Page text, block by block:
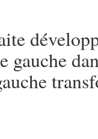
gauche